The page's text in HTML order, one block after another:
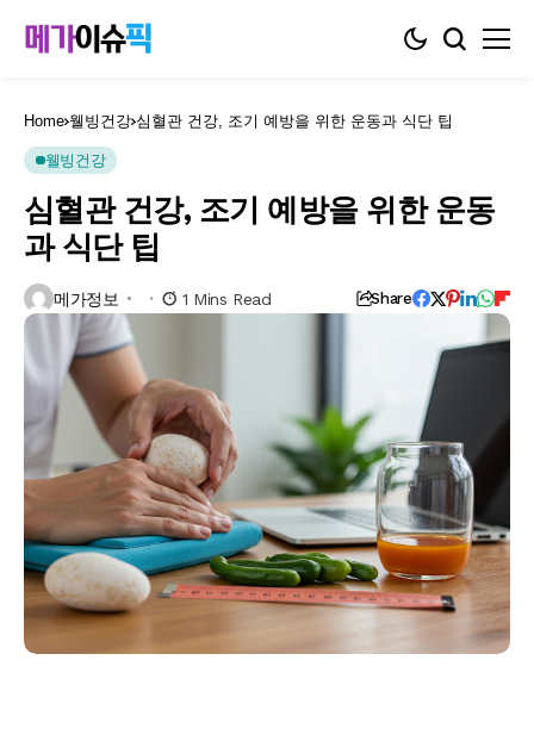
Home 웰빙건강 심혈관 건강, 조기 예방을 위한 운동과 식단 팁
웰빙건강
심혈관 건강, 조기 예방을 위한 운동
과 식단 팁
메가정보 1 Mins Read Share